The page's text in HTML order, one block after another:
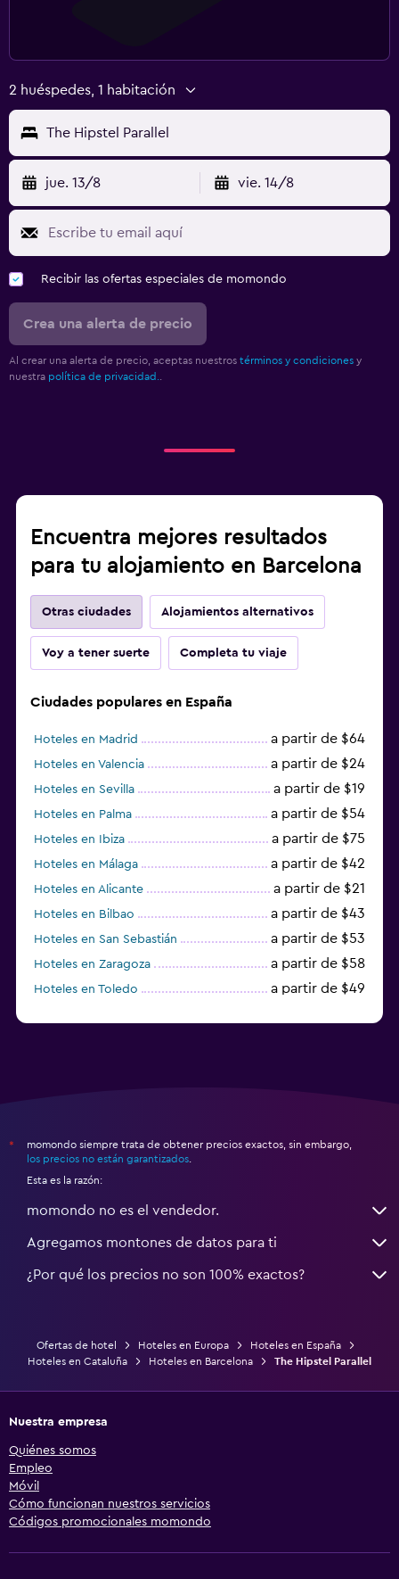
2 huéspedes, 1 habitación
The Hipstel Parallel
jue. 13/8 vie. 14/8
Recibir las ofertas especiales de momondo
Crea una alerta de precio
Al crear una alerta de precio, aceptas nuestros términos y condiciones y
nuestra política de privacidad.
Encuentra mejores resultados
para tu alojamiento en Barcelona
Otras ciudades Alojamientos alternativos
Voy a tener suerte Completa tu viaje
Ciudades populares en España
Hoteles en Madrid a partir de $64
Hoteles en Valencia a partir de $24
Hoteles en Sevilla a partir de $19
Hoteles en Palma a partir de $54
Hoteles en Ibiza a partir de $75
Hoteles en Málaga a partir de $42
Hoteles en Alicante a partir de $21
Hoteles en Bilbao a partir de $43
Hoteles en San Sebastián a partir de $53
Hoteles en Zaragoza a partir de $58
Hoteles en Toledo a partir de $49
*
momondo siempre trata de obtener precios exactos, sin embargo,
los precios no están garantizados
Esta es la razón:
momondo no es el vendedor.
Agregamos montones de datos para ti
¿Por qué los precios no son 100% exactos?
Ofertas de hotel Hoteles en Europa
Hoteles en España
Hoteles en Cataluña
Hoteles en Barcelona The Hipstel Parallel
Nuestra empresa
Quiénes somos
Empleo
Móvil
Cómo funcionan nuestros servicios
Códigos promocionales momondo